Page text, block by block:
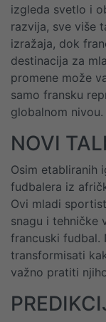
izgleda svetlo i
razvija, sve više
izražaja, dok
destinacija za
promene može
samo fransku
globalnom nivou.
NOVI
Osim etabliranih
fudbalera iz
Ovi mladi
snagu i tehničke
francuski fudbal.
transformisati
važno pratiti